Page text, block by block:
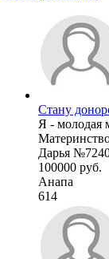
Стану
Я - молодая
Дарья
100000 руб.
Анапа
614